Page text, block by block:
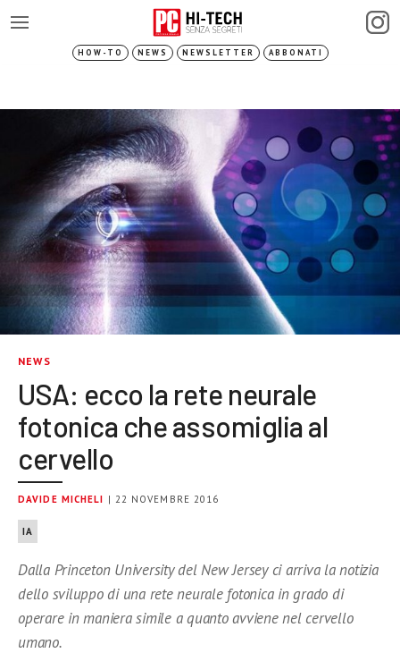
HOW-TO NEWS NEWSLETTER ABBONATI
NEWS
USA: ecco la rete neurale
fotonica che assomiglia al
cervello
DAVIDE MICHELI | 22 NOVEMBRE 2016
IA
Dalla Princeton University del New Jersey ci arriva la notizia
dello sviluppo di una rete neurale fotonica in grado di
operare in maniera simile a quanto avviene nel cervello
umano.